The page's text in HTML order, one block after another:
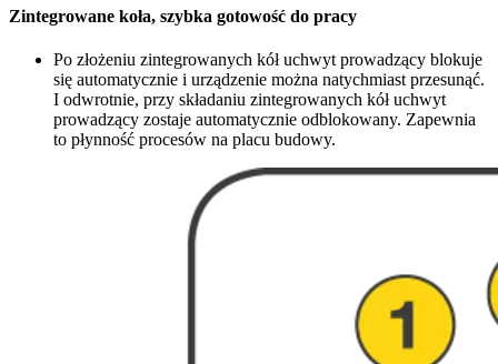
Zintegrowane koła, szybka gotowość do pracy
Po złożeniu zintegrowanych kół uchwyt prowadzący blokuje
się automatycznie i urządzenie można natychmiast przesunąć.
I odwrotnie, przy składaniu zintegrowanych kół uchwyt
prowadzący zostaje automatycznie odblokowany. Zapewnia
to płynność procesów na placu budowy.